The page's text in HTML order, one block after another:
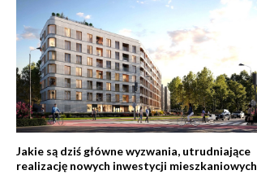
Jakie są dziś główne wyzwania, utrudniające
realizację nowych inwestycji mieszkaniowych